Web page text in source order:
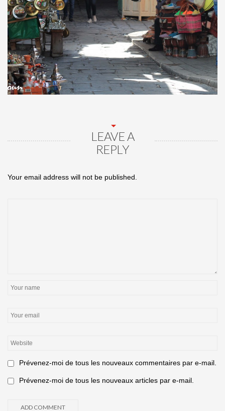
LEAVE A
REPLY
Your email address will not be published.
Prévenez-moi de tous les nouveaux commentaires par e-mail.
Prévenez-moi de tous les nouveaux articles par e-mail.